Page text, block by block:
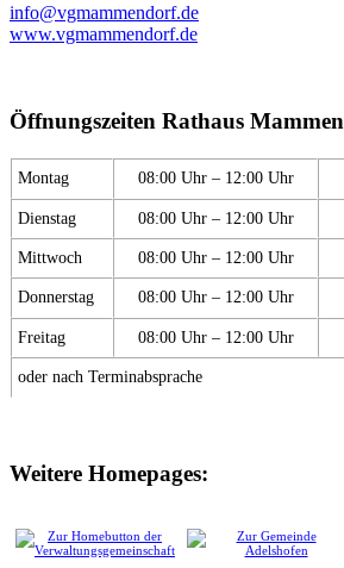
info@vgmammendorf.de
www.vgmammendorf.de
Öffnungszeiten Rathaus
Montag 08:00 Uhr – 12:00 Uhr
Dienstag 08:00 Uhr – 12:00 Uhr
Mittwoch 08:00 Uhr – 12:00 Uhr
Donnerstag 08:00 Uhr – 12:00 Uhr
Freitag 08:00 Uhr – 12:00 Uhr
oder nach Terminabsprache
Weitere Homepages: